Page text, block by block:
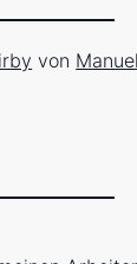
von